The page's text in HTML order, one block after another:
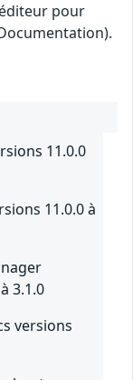
pour
11.0.0
11.0.0 à
3.1.0
versions